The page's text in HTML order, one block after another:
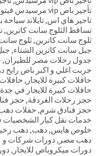
تأجير باص vi̇p مرسيدس فيتو
تاجير هاي اس,تايلاند سياحة
تساقط الثلوج سانت كاترين,
ثلوج سانت كاترين,ثلوج
جبل سانت كاترين الشتاء,
جدول رحلات مصر للطيران,
جربت اغلي و اكبر باص رايح
حافلات كبيرة للايجار ,
حافلات كبيرة للايجار في جدة
حجز رحلات الغردقة, حجز
حجز فنادق شرم, حفلات
خدمات نقل كبار
خلوص هايس,دهب,دهب
دهب مصر ,دورات شركات و
دورات ميكروباص للايجار ,